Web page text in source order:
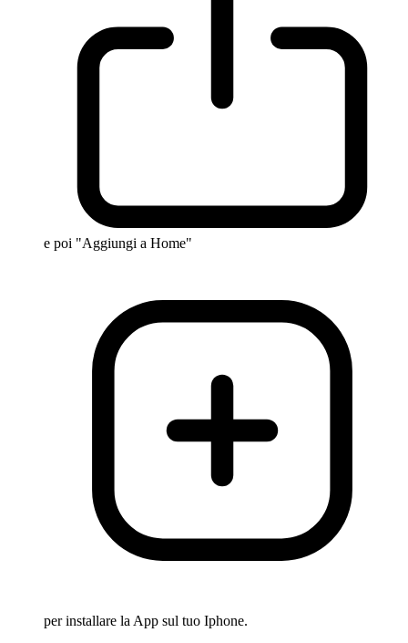
e poi "Aggiungi a Home"
per installare la App sul tuo Iphone.